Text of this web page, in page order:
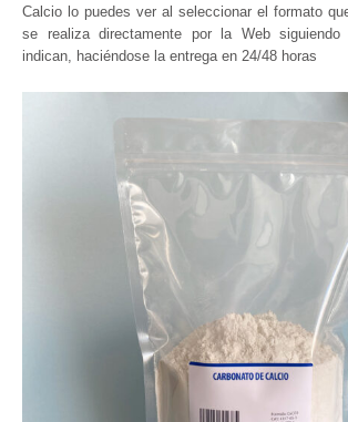
Calcio lo puedes ver al seleccionar el formato
se realiza directamente por la Web
indican, haciéndose la entrega en 24/48 horas